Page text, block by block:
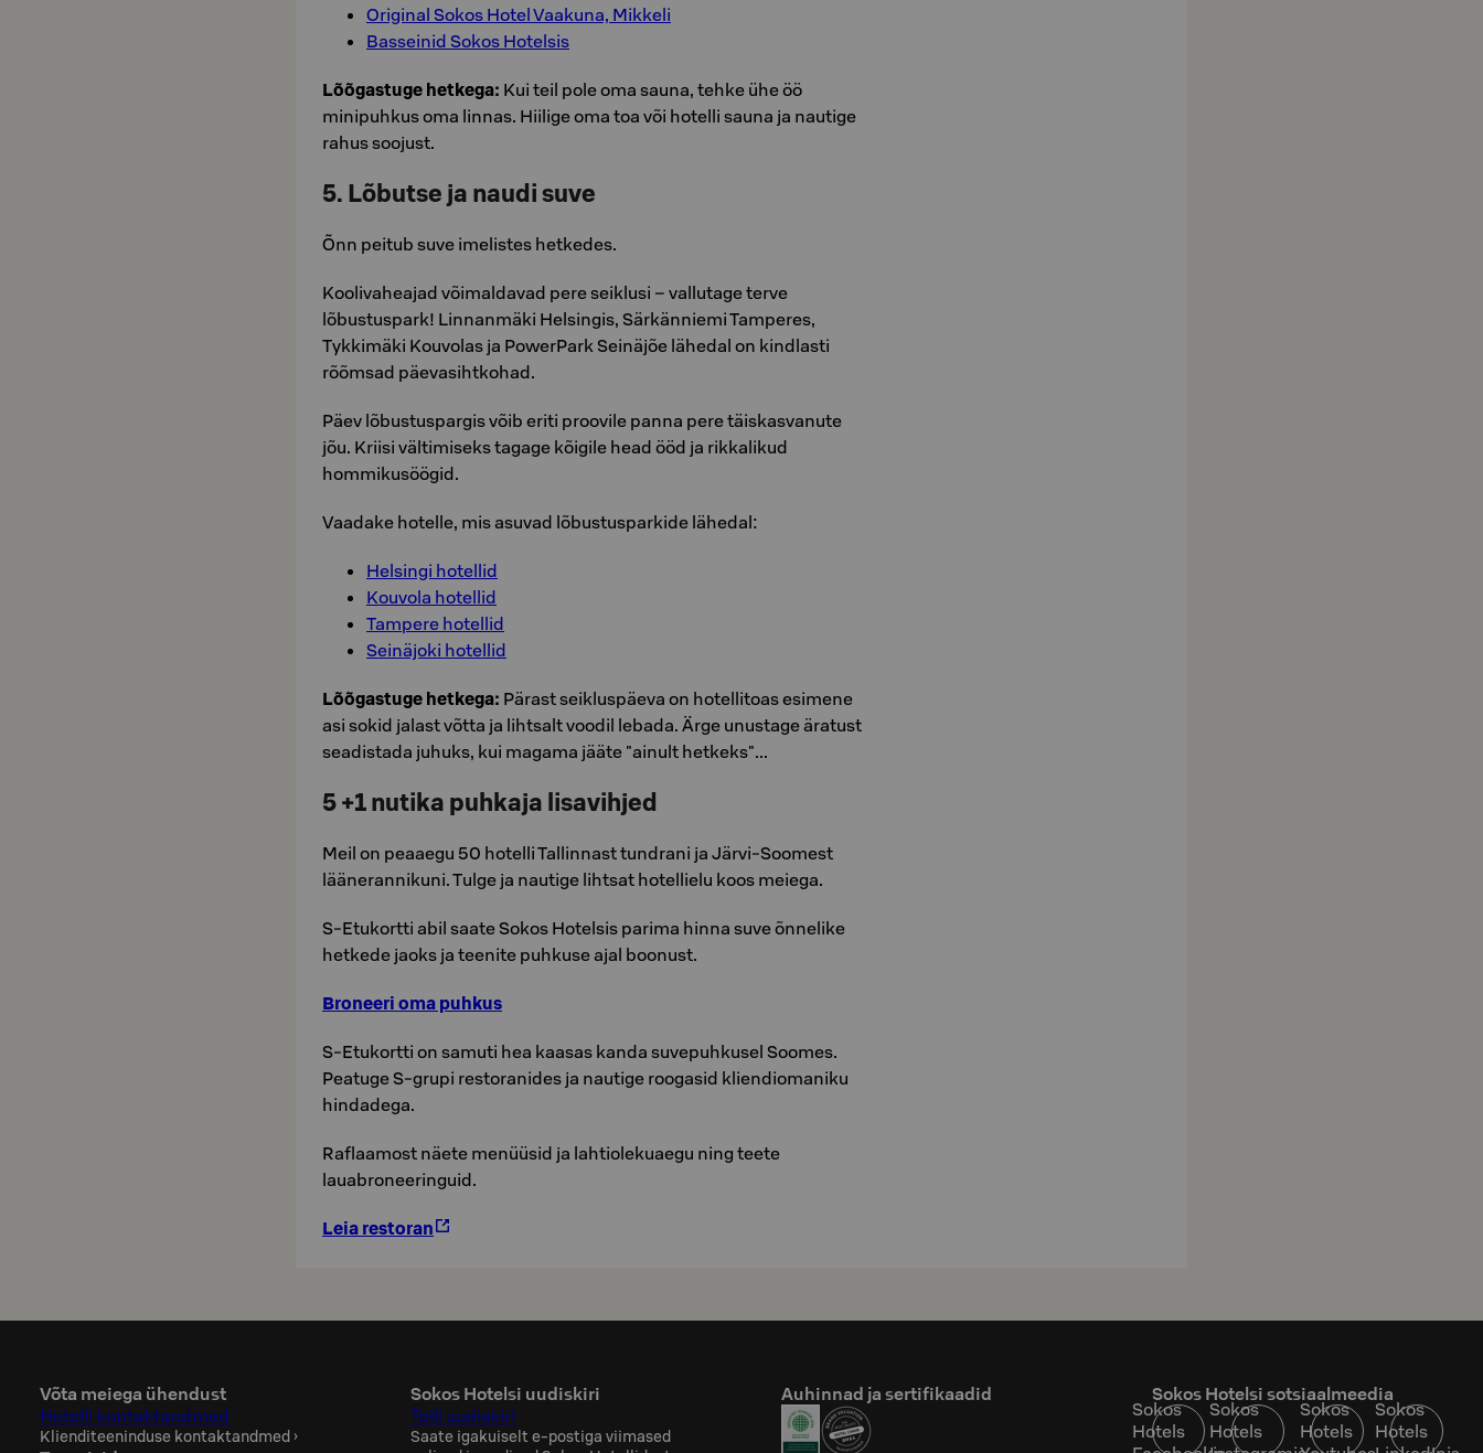
Original Sokos Hotel Vaakuna, Mikkeli
Basseinid Sokos Hotelsis
Lõõgastuge hetkega: Kui teil pole oma sauna, tehke ühe öö
minipuhkus oma linnas. Hiilige oma toa või hotelli sauna ja nautige
rahus soojust.
5. Lõbutse ja naudi suve
Õnn peitub suve imelistes hetkedes.
Koolivaheajad võimaldavad pere seiklusi – vallutage terve
lõbustuspark! Linnanmäki Helsingis, Särkänniemi Tamperes,
Tykkimäki Kouvolas ja PowerPark Seinäjõe lähedal on kindlasti
rõõmsad päevasihtkohad.
Päev lõbustuspargis võib eriti proovile panna pere täiskasvanute
jõu. Kriisi vältimiseks tagage kõigile head ööd ja rikkalikud
hommikusöögid.
Vaadake hotelle, mis asuvad lõbustusparkide lähedal:
Helsingi hotellid
Kouvola hotellid
Tampere hotellid
Seinäjoki hotellid
Lõõgastuge hetkega: Pärast seikluspäeva on hotellitoas esimene
asi sokid jalast võtta ja lihtsalt voodil lebada. Ärge unustage äratust
seadistada juhuks, kui magama jääte "ainult hetkeks"...
5 +1 nutika puhkaja lisavihjed
Meil on peaaegu 50 hotelli Tallinnast tundrani ja Järvi-Soomest
läänerannikuni. Tulge ja nautige lihtsat hotellielu koos meiega.
S-Etukortti abil saate Sokos Hotelsis parima hinna suve õnnelike
hetkede jaoks ja teenite puhkuse ajal boonust.
Broneeri oma puhkus
S-Etukortti on samuti hea kaasas kanda suvepuhkusel Soomes.
Peatuge S-grupi restoranides ja nautige roogasid kliendiomaniku
hindadega.
Raflaamost näete menüüsid ja lahtiolekuaegu ning teete
lauabroneeringuid.
Leia restoran
Võta meiega ühendust
Hotelli kontaktandmed
Klienditeeninduse kontaktandmed ›
Sokos Hotelsi uudiskiri
Telli uudiskiri
Saate igakuiselt e-postiga viimased
Auhinnad ja sertifikaadid Sokos Hotelsi sotsiaalmeedia
Sokos
Hotels
Sokos
Hotels
Sokos
Hotels
Sokos
Hotels